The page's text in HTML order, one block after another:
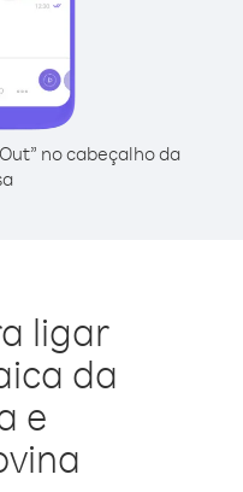
no cabeçalho da
ligar
da
e